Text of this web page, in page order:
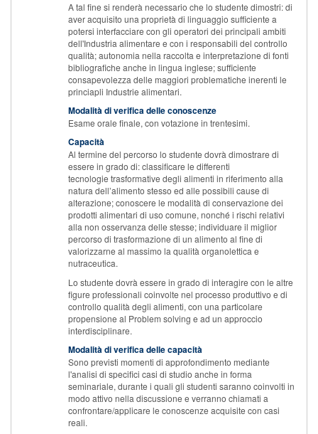
A tal fine si renderà necessario che lo studente dimostri: di
aver acquisito una proprietà di linguaggio sufficiente a
potersi interfacciare con gli operatori dei principali ambiti
dell'Industria alimentare e con i responsabili del controllo
qualità; autonomia nella raccolta e interpretazione di fonti
bibliografiche anche in lingua inglese; sufficiente
consapevolezza delle maggiori problematiche inerenti le
princiapli Industrie alimentari.
Modalità di verifica delle conoscenze
Esame orale finale, con votazione in trentesimi.
Capacità
Al termine del percorso lo studente dovrà dimostrare di
essere in grado di: classificare le differenti
tecnologie trasformative degli alimenti in riferimento alla
natura dell’alimento stesso ed alle possibili cause di
alterazione; conoscere le modalità di conservazione dei
prodotti alimentari di uso comune, nonché i rischi relativi
alla non osservanza delle stesse; individuare il miglior
percorso di trasformazione di un alimento al fine di
valorizzarne al massimo la qualità organolettica e
nutraceutica.
Lo studente dovrà essere in grado di interagire con le altre
figure professionali coinvolte nel processo produttivo e di
controllo qualità degli alimenti, con una particolare
propensione al Problem solving e ad un approccio
interdisciplinare.
Modalità di verifica delle capacità
Sono previsti momenti di approfondimento mediante
l'analisi di specifici casi di studio anche in forma
seminariale, durante i quali gli studenti saranno coinvolti in
modo attivo nella discussione e verranno chiamati a
confrontare/applicare le conoscenze acquisite con casi
reali.